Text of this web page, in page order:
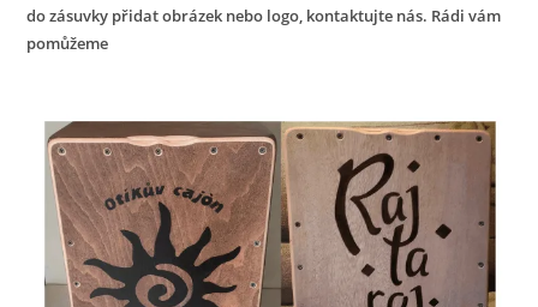
do zásuvky přidat obrázek nebo logo, kontaktujte nás. Rádi vám
pomůžeme